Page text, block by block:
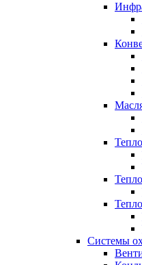
Системы